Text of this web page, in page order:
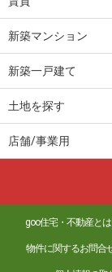
新築マンション
新築一戸建て
土地を探す
店舗/事業用
goo住宅・不動産とは
物件に関するお問合